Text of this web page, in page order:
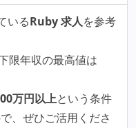
いるRuby 求人を参考
限年収の最高値は
万円以上という条件
、ぜひご活用くださ